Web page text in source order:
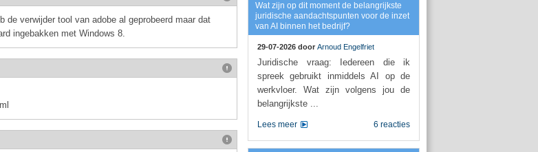
de verwijder tool van adobe al geprobeerd maar dat
ingebakken met Windows 8.
Wat zijn op dit moment de belangrijkste
juridische aandachtspunten voor de inzet
van AI binnen het bedrijf?
29-07-2026 door Arnoud Engelfriet
Juridische vraag: Iedereen die ik
spreek gebruikt inmiddels AI op de
werkvloer. Wat zijn volgens jou de
belangrijkste ...
6 reacties
Lees meer